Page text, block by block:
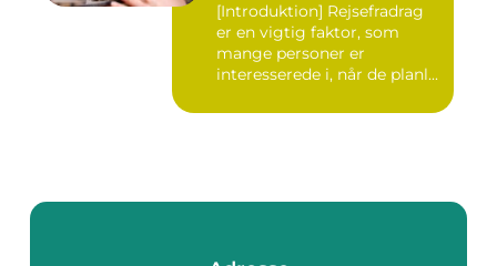
[Introduktion] Rejsefradrag
er en vigtig faktor, som
mange personer er
interesserede i, når de planl...